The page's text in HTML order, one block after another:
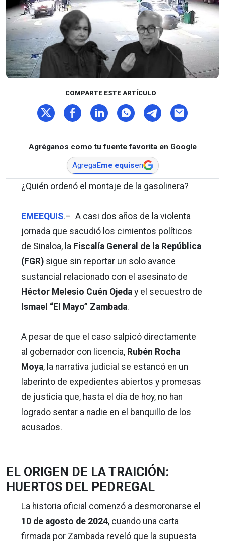
COMPARTE ESTE ARTÍCULO
Agréganos como tu fuente favorita en Google
AgregaEme equisen
¿Quién ordenó el montaje de la gasolinera?
EMEEQUIS.– A casi dos años de la violenta
jornada que sacudió los cimientos políticos
de Sinaloa, la Fiscalía General de la República
(FGR) sigue sin reportar un solo avance
sustancial relacionado con el asesinato de
Héctor Melesio Cuén Ojeda y el secuestro de
Ismael “El Mayo” Zambada.
A pesar de que el caso salpicó directamente
al gobernador con licencia, Rubén Rocha
Moya, la narrativa judicial se estancó en un
laberinto de expedientes abiertos y promesas
de justicia que, hasta el día de hoy, no han
logrado sentar a nadie en el banquillo de los
acusados.
EL ORIGEN DE LA TRAICIÓN:
HUERTOS DEL PEDREGAL
La historia oficial comenzó a desmoronarse el
10 de agosto de 2024, cuando una carta
firmada por Zambada reveló que la supuesta